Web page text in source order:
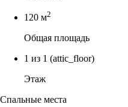
120 м2
Общая площадь
1 из 1 (attic_floor)
Этаж
Спальные места